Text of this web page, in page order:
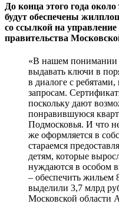
До конца этого года
будут обеспечены
со ссылкой на
правительства
«В нашем понимании
выдавать ключи в
в диалоге с
запросам.
поскольку дают
понравившуюся
Подмосковья. И что
же оформляется в
стараемся
детям, которые
нуждаются в особом
– обеспечить жильем
выделили 3,7 млрд
Московской области